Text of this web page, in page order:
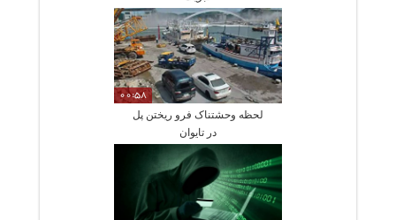
00:58
لحظه وحشتناک فرو ریختن پل
در تایوان